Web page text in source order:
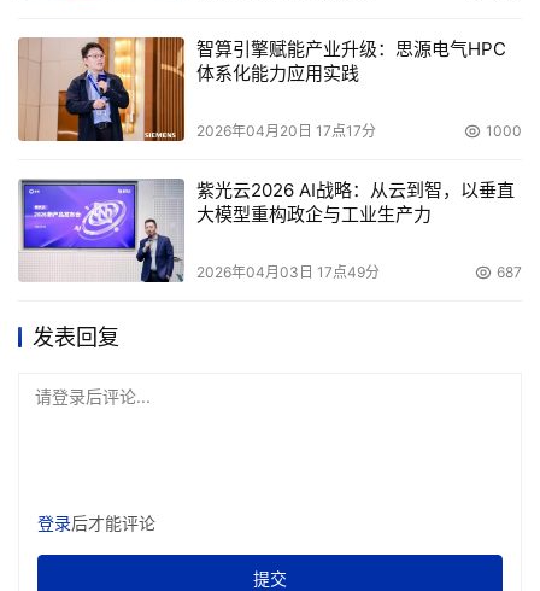
智算引擎赋能产业升级：思源电气HPC
体系化能力应用实践
2026年04月20日 17点17分 1000
紫光云2026 AI战略：从云到智，以垂直
大模型重构政企与工业生产力
2026年04月03日 17点49分 687
发表回复
请登录后评论...
登录后才能评论
提交